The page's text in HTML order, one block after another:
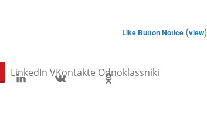
Like Button Notice (view)
LinkedIn VKontakte Odnoklassniki